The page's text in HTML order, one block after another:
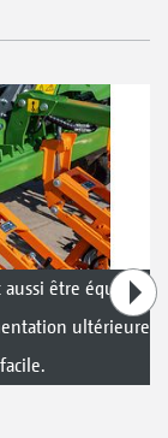
être équipé
ultérieure